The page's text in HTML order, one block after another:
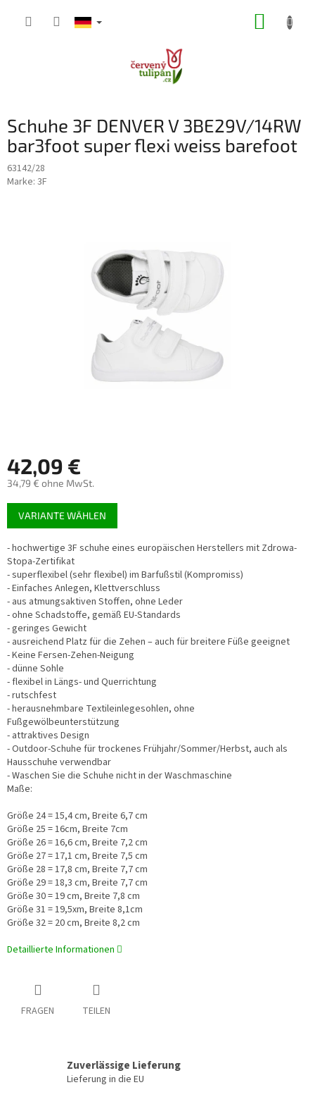
Schuhe 3F DENVER V 3BE29V/14RW
bar3foot super flexi weiss barefoot
63142/28
Marke: 3F
42,09 €
34,79 € ohne MwSt.
Verkaufspreis:
VARIANTE WÄHLEN
- hochwertige 3F schuhe eines europäischen Herstellers mit Zdrowa-
Stopa-Zertifikat
- superflexibel (sehr flexibel) im Barfußstil (Kompromiss)
- Einfaches Anlegen, Klettverschluss
- aus atmungsaktiven Stoffen, ohne Leder
- ohne Schadstoffe, gemäß EU-Standards
- geringes Gewicht
- ausreichend Platz für die Zehen – auch für breitere Füße geeignet
- Keine Fersen-Zehen-Neigung
- dünne Sohle
- flexibel in Längs- und Querrichtung
- rutschfest
- herausnehmbare Textileinlegesohlen, ohne
Fußgewölbeunterstützung
- attraktives Design
- Outdoor-Schuhe für trockenes Frühjahr/Sommer/Herbst, auch als
Hausschuhe verwendbar
- Waschen Sie die Schuhe nicht in der Waschmaschine
Maße:
Größe 24 = 15,4 cm, Breite 6,7 cm
Größe 25 = 16cm, Breite 7cm
Größe 26 = 16,6 cm, Breite 7,2 cm
Größe 27 = 17,1 cm, Breite 7,5 cm
Größe 28 = 17,8 cm, Breite 7,7 cm
Größe 29 = 18,3 cm, Breite 7,7 cm
Größe 30 = 19 cm, Breite 7,8 cm
Größe 31 = 19,5xm, Breite 8,1cm
Größe 32 = 20 cm, Breite 8,2 cm
Detaillierte Informationen
FRAGEN TEILEN
Zuverlässige Lieferung
Lieferung in die EU